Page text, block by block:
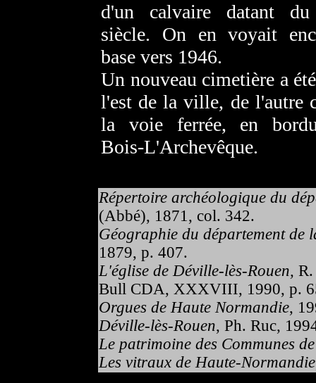
d'un calvaire datant
siècle. On en voyait
base vers 1946.
Un nouveau cimetière a
l'est de la ville, de l'autre
la voie ferrée, en
Bois-L'Archevêque.
Répertoire archéologique du
(Abbé), 1871, col. 342.
Géographie du département de
1879, p. 407.
L'église de Déville-lès-Rouen,
Bull CDA, XXXVIII, 1990, p.
Orgues de Haute Normandie,
Déville-lès-Rouen, Ph. Ruc,
Le patrimoine des Communes
Les vitraux de Haute-Normandie